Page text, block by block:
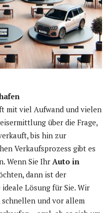
mit viel Aufwand und vielen
über die Frage,
bis hin zur
Verkaufsprozess gibt es
Wenn Sie Ihr Auto in
dann ist der
ideale Lösung für Sie. Wir
und vor allem